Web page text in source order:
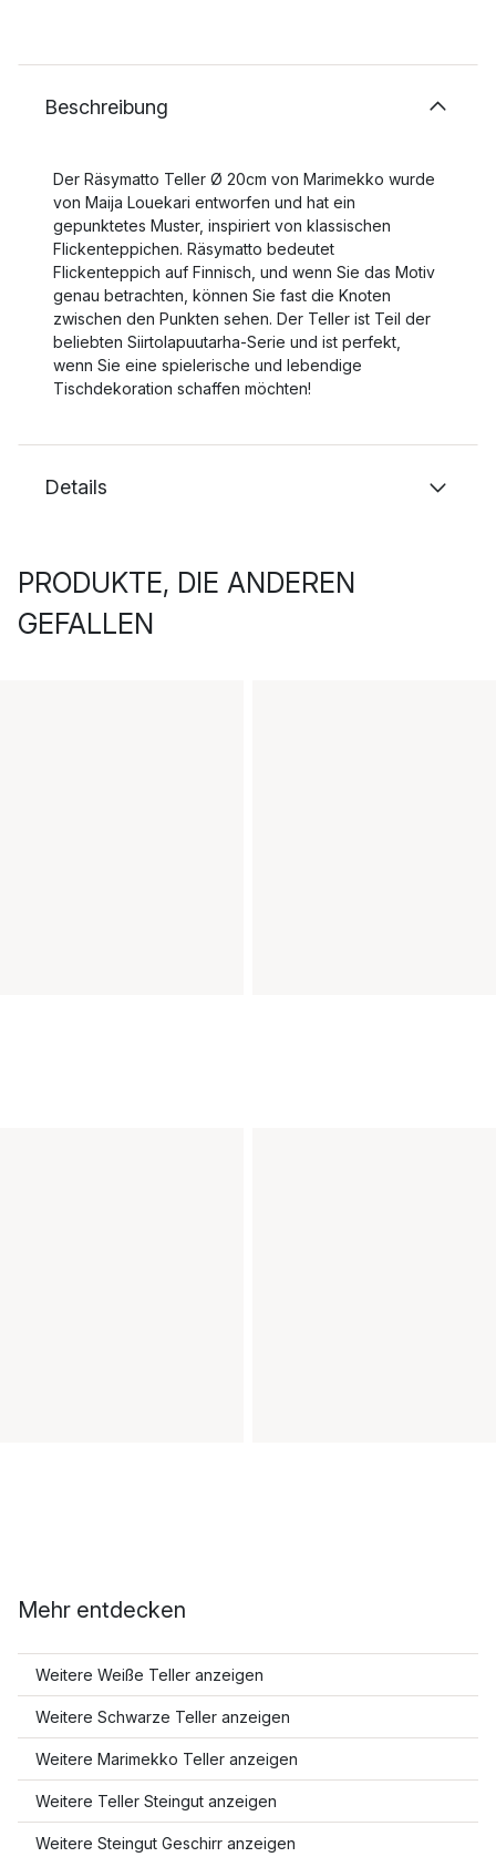
Beschreibung
Der Räsymatto Teller Ø 20cm von Marimekko wurde
von Maija Louekari entworfen und hat ein
gepunktetes Muster, inspiriert von klassischen
Flickenteppichen. Räsymatto bedeutet
Flickenteppich auf Finnisch, und wenn Sie das Motiv
genau betrachten, können Sie fast die Knoten
zwischen den Punkten sehen. Der Teller ist Teil der
beliebten Siirtolapuutarha-Serie und ist perfekt,
wenn Sie eine spielerische und lebendige
Tischdekoration schaffen möchten!
Details
PRODUKTE, DIE ANDEREN
GEFALLEN
Mehr entdecken
Weitere Weiße Teller anzeigen
Weitere Schwarze Teller anzeigen
Weitere Marimekko Teller anzeigen
Weitere Teller Steingut anzeigen
Weitere Steingut Geschirr anzeigen